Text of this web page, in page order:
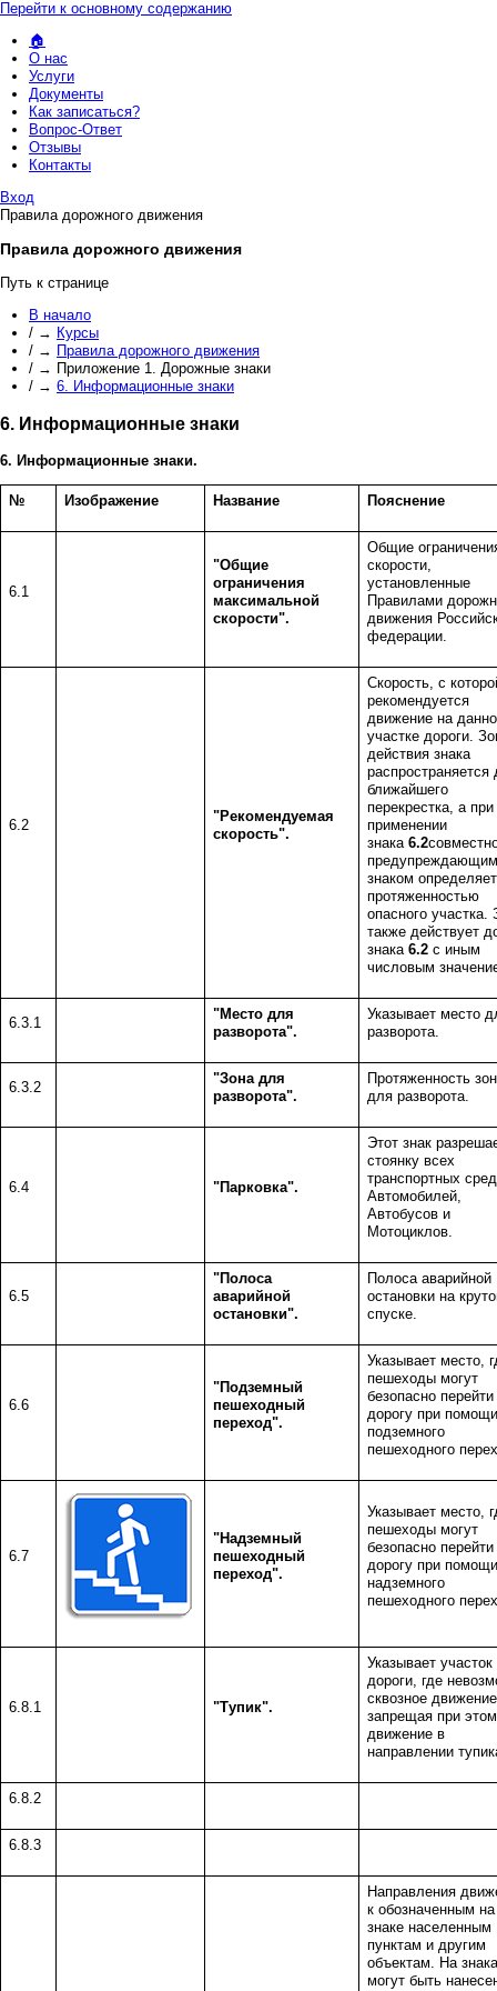
Перейти к основному содержанию
🏠
О нас
Услуги
Документы
Как записаться?
Вопрос-Ответ
Отзывы
Контакты
Вход
Правила дорожного движения
Правила дорожного движения
Путь к странице
В начало
/ → Курсы
/ → Правила дорожного движения
/ → Приложение 1. Дорожные знаки
/ → 6. Информационные знаки
6. Информационные знаки
6. Информационные знаки.
№ Изображение Название Пояснение
6.1
"Общие
ограничения
максимальной
скорости".
Общие
скорости,
установленные
Правилами
движения
федерации.
6.2
"Рекомендуемая
скорость".
Скорость, с
рекомендуется
движение на
участке дороги.
действия знака
распространяется
ближайшего
перекрестка, а при
применении
знака 6.2
предупреждающим
знаком
протяженностью
опасного участка.
также действует
знака 6.2с иным
числовым
6.3.1
"Место для
разворота".
Указывает место
разворота.
6.3.2
"Зона для
разворота".
Протяженность
для разворота.
6.4 "Парковка".
Этот знак
стоянку всех
транспортных
Автомобилей,
Автобусов и
Мотоциклов.
6.5
"Полоса
аварийной
остановки".
Полоса аварийной
остановки на
спуске.
6.6
"Подземный
пешеходный
переход".
Указывает место,
пешеходы могут
безопасно перейти
дорогу при помощи
подземного
пешеходного
6.7
"Надземный
пешеходный
переход".
Указывает место,
пешеходы могут
безопасно перейти
дорогу при помощи
надземного
пешеходного
6.8.1 "Тупик".
Указывает участок
дороги, где
сквозное
запрещая при этом
движение в
направлении
6.8.2
6.8.3
Направления
к обозначенным на
знаке населенным
пунктам и другим
объектам. На
могут быть